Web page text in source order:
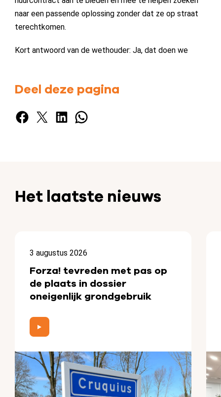
naar een passende oplossing zonder dat ze op straat
terechtkomen.
Kort antwoord van de wethouder: Ja, dat doen we
Deel deze pagina
Facebook X LinkedIn WhatsApp
Het laatste nieuws
3 augustus 2026
Forza! tevreden met pas op
de plaats in dossier
oneigenlijk grondgebruik